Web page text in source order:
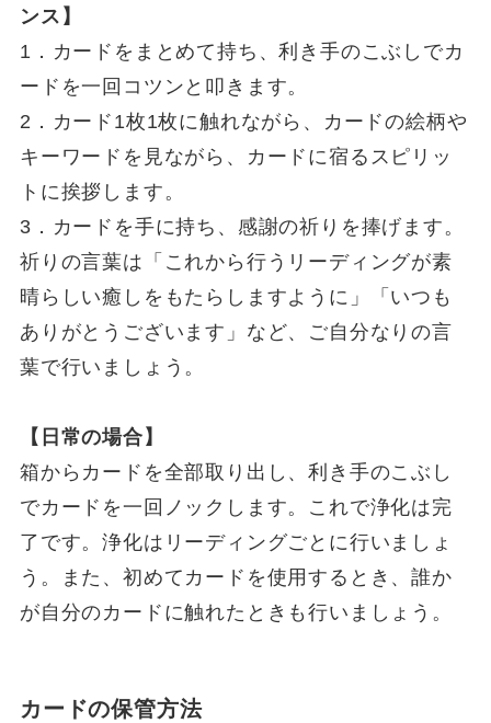
ンス】
1．カードをまとめて持ち、利き手のこぶしでカ
ードを一回コツンと叩きます。
2．カード1枚1枚に触れながら、カードの絵柄や
キーワードを見ながら、カードに宿るスピリッ
トに挨拶します。
3．カードを手に持ち、感謝の祈りを捧げます。
祈りの言葉は「これから行うリーディングが素
晴らしい癒しをもたらしますように」「いつも
ありがとうございます」など、ご自分なりの言
葉で行いましょう。
【日常の場合】
箱からカードを全部取り出し、利き手のこぶし
でカードを一回ノックします。これで浄化は完
了です。浄化はリーディングごとに行いましょ
う。また、初めてカードを使用するとき、誰か
が自分のカードに触れたときも行いましょう。
カードの保管方法